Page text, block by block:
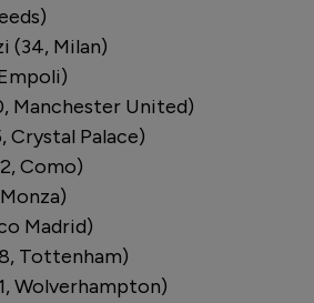
(34, Milan)
Manchester United)
Crystal Palace)
Como)
Madrid)
Tottenham)
Wolverhampton)